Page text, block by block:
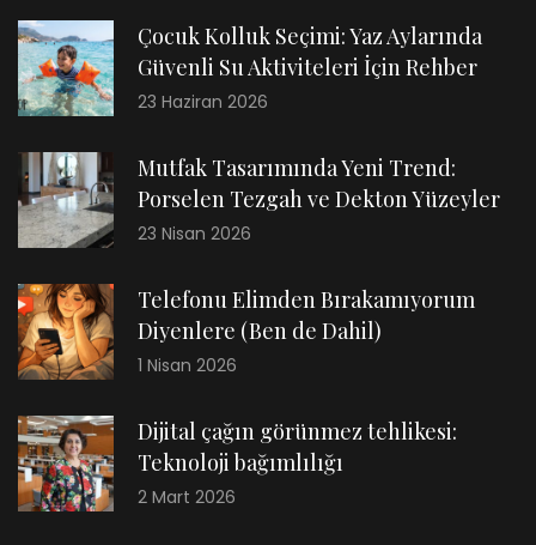
Çocuk Kolluk Seçimi: Yaz Aylarında
Güvenli Su Aktiviteleri İçin Rehber
23 Haziran 2026
Mutfak Tasarımında Yeni Trend:
Porselen Tezgah ve Dekton Yüzeyler
23 Nisan 2026
Telefonu Elimden Bırakamıyorum
Diyenlere (Ben de Dahil)
1 Nisan 2026
Dijital çağın görünmez tehlikesi:
Teknoloji bağımlılığı
2 Mart 2026